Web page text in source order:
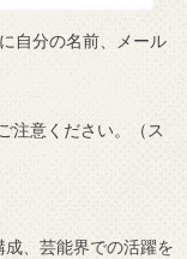
自分の名前、メール
注意ください。（ス
、芸能界での活躍を